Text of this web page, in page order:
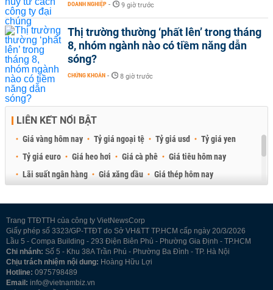
DOANH NGHIỆP - 9 giờ trước
Thị trường thường ‘phất lên’ trong tháng
8, nhóm ngành nào có tiềm năng dẫn
sóng?
CHỨNG KHOÁN - 8 giờ trước
LIÊN KẾT NỔI BẬT
Giá vàng hôm nay Tỷ giá ngoại tệ Tỷ giá usd
Tỷ giá yen
Tỷ giá euro
Giá heo hơi Giá cà phê
Giá tiêu hôm nay
Lãi suất ngân hàng
Giá xăng dầu
Giá thép hôm nay
Trang TTĐTTH của công ty VietNewsCorp
Giấy phép số 3323/GP-TTĐT do Sở VH&TT TP.HCM cấp ngày 20/3/2026
Lầu 5 - Compa Building - 293 Điện Biên Phủ - Phường Gia Định - TP.HCM
Chi nhánh: Số 5 - Khu 38A Trần Phú - Phường Ba Đình - TP. Hà Nội
Chịu trách nhiệm nội dung: Hoàng Hữu Lợi
Hotline: 0975798489
Email: info@vietnambiz.vn